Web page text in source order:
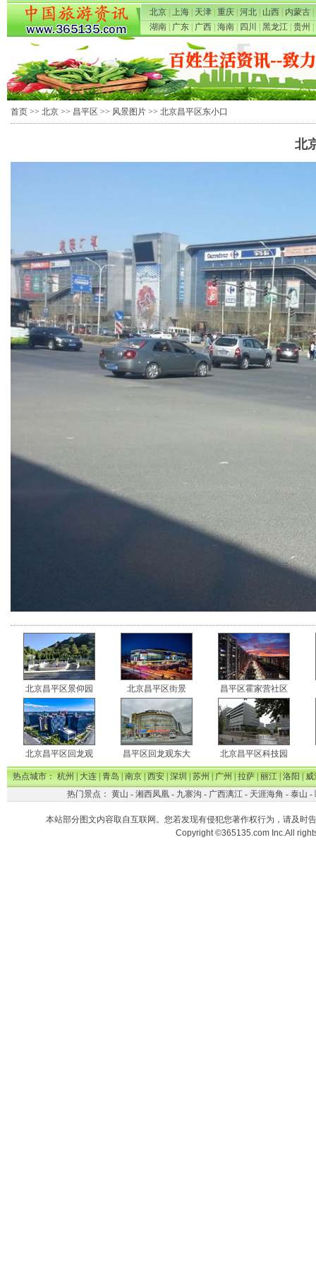
北京 上海 天津 重庆 河北 山西 内蒙古
湖南
广东 广西 海南 四川 黑龙江 贵州
首页 >> 北京 >> 昌平区 >> 风景图片 >> 北京昌平区东小口
北
北京昌平区景仰园 北京昌平区街景 昌平区霍家营社区
北京昌平区回龙观 昌平区回龙观东大 北京昌平区科技园
热点城市：杭州|大连|青岛|南京|西安|深圳|苏州|广州|拉萨|丽江|洛阳|威
热门景点： 黄山 - 湘西凤凰- 九寨沟 - 广西漓江- 天涯海角 - 泰山 -
本站部分图文内容取自互联网。您若发现有侵犯您著作权行为，请及时
Copyright ©365135.com Inc.All